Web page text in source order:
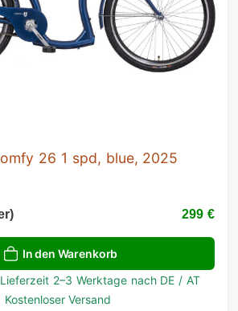
26 1 spd, blue, 2025
299 €
In den Warenkorb
2–3 Werktage nach DE / AT
Kostenloser Versand